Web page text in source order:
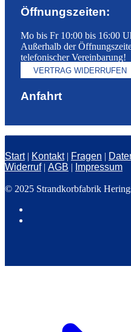
Öffnungszeiten:
Mo bis Fr 10:00 bis 16:00
Außerhalb der
telefonischer Vereinbarung!
VERTRAG WIDERRUFEN
Anfahrt
Start| Kontakt| Fragen |
Widerruf| AGB | Impressum
© 2025 Strandkorbfabrik